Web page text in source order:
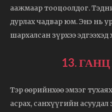
аажмаар тооцоолдог.
дурлах чадвар юм. Энэ нь
шархалсан зүрхээ эдгээхэд
13.
Тэр өөрийнхөө эмзэг
асрах, санхүүгийн асуудал